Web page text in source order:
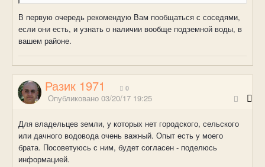
В первую очередь рекомендую Вам пообщаться с соседями,
если они есть, и узнать о наличии вообще подземной воды, в
вашем районе.
Разик 1971 0
Опубликовано 03/20/17 19:25
Для владельцев земли, у которых нет городского, сельского
или дачного водовода очень важный. Опыт есть у моего
брата. Посоветуюсь с ним, будет согласен - поделюсь
информацией.